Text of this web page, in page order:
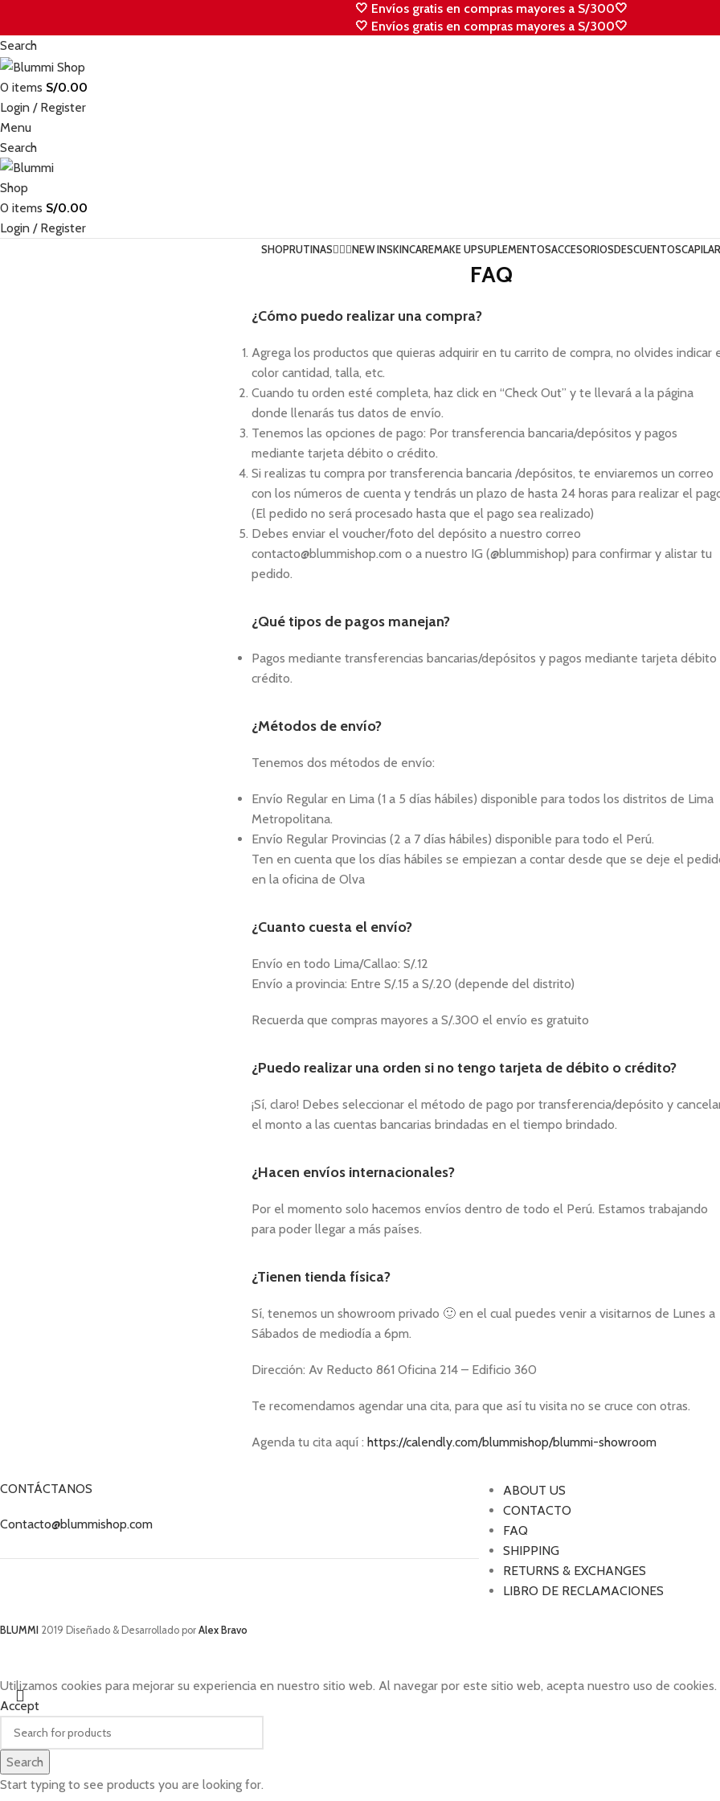
🤍 Envíos gratis en compras mayores a S/300🤍
🤍 Envíos gratis en compras mayores a S/300🤍
Search
0 items S/0.00
Login / Register
Menu
Search
0 items S/0.00
Login / Register
SHOPRUTINAS💆🏻‍♀️NEW INSKINCAREMAKE UPSUPLEMENTOSACCESORIOSDESCUENTOSCAPILAR
FAQ
¿Cómo puedo realizar una compra?
Agrega los productos que quieras adquirir en tu carrito de compra, no olvides indicar
color cantidad, talla, etc.
Cuando tu orden esté completa, haz click en “Check Out” y te llevará a la página
donde llenarás tus datos de envío.
Tenemos las opciones de pago: Por transferencia bancaria/depósitos y pagos
mediante tarjeta débito o crédito.
Si realizas tu compra por transferencia bancaria /depósitos, te enviaremos un correo
con los números de cuenta y tendrás un plazo de hasta 24 horas para realizar el
(El pedido no será procesado hasta que el pago sea realizado)
Debes enviar el voucher/foto del depósito a nuestro correo
contacto@blummishop.com o a nuestro IG (@blummishop) para confirmar y alistar tu
pedido.
¿Qué tipos de pagos manejan?
Pagos mediante transferencias bancarias/depósitos y pagos mediante tarjeta débito
crédito.
¿Métodos de envío?
Tenemos dos métodos de envío:
Envío Regular en Lima (1 a 5 días hábiles) disponible para todos los distritos de Lima
Metropolitana.
Envío Regular Provincias (2 a 7 días hábiles) disponible para todo el Perú.
Ten en cuenta que los días hábiles se empiezan a contar desde que se deje el
en la oficina de Olva
¿Cuanto cuesta el envío?
Envío en todo Lima/Callao: S/.12
Envío a provincia: Entre S/.15 a S/.20 (depende del distrito)
Recuerda que compras mayores a S/.300 el envío es gratuito
¿Puedo realizar una orden si no tengo tarjeta de débito o crédito?
¡Sí, claro! Debes seleccionar el método de pago por transferencia/depósito y
el monto a las cuentas bancarias brindadas en el tiempo brindado.
¿Hacen envíos internacionales?
Por el momento solo hacemos envíos dentro de todo el Perú. Estamos trabajando
para poder llegar a más países.
¿Tienen tienda física?
Sí, tenemos un showroom privado 🙂 en el cual puedes venir a visitarnos de Lunes a
Sábados de mediodía a 6pm.
Dirección: Av Reducto 861 Oficina 214 – Edificio 360
Te recomendamos agendar una cita, para que así tu visita no se cruce con otras.
Agenda tu cita aquí : https://calendly.com/blummishop/blummi-showroom
CONTÁCTANOS
Contacto@blummishop.com
ABOUT US
CONTACTO
FAQ
SHIPPING
RETURNS & EXCHANGES
LIBRO DE RECLAMACIONES
BLUMMI 2019 Diseñado & Desarrollado por Alex Bravo
Search
Start typing to see products you are looking for.
Utilizamos cookies para mejorar su experiencia en nuestro sitio web. Al navegar por este sitio web, acepta nuestro uso de cookies.
Accept